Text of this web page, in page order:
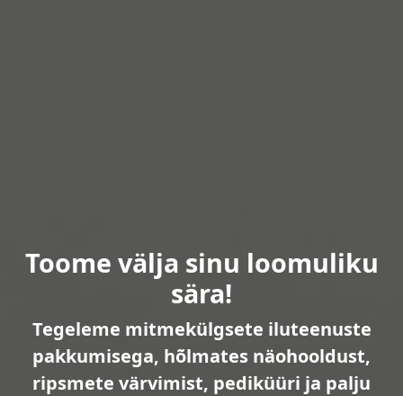
Toome välja sinu loomuliku
sära!
Tegeleme mitmekülgsete iluteenuste
pakkumisega, hõlmates näohooldust,
ripsmete värvimist, pediküüri ja palju